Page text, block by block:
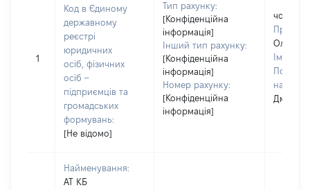
1
Код в Єдиному
державному
реєстрі
юридичних
осіб, фізичних
осіб –
підприємців та
громадських
формувань:
[Не відомо]
Тип рахунку:
[Конфіденційна
інформація]
Інший тип рахунку:
[Конфіденційна
інформація]
Номер рахунку:
[Конфіденційна
інформація]
чоловік
Олійник
Ім'я:
По
Найменування:
АТ КБ